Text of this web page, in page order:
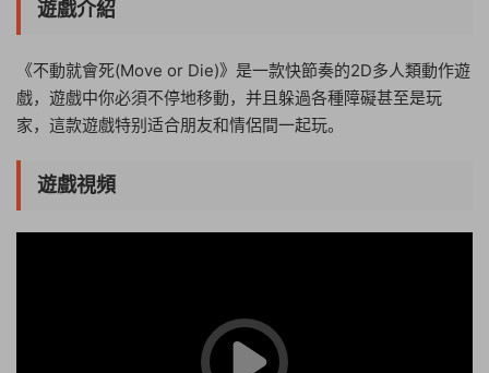
遊戲介紹
《不動就會死(Move or Die)》是一款快節奏的2D多人類動作遊
戲，遊戲中你必須不停地移動，并且躲過各種障礙甚至是玩
家，這款遊戲特别适合朋友和情侶間一起玩。
遊戲視頻